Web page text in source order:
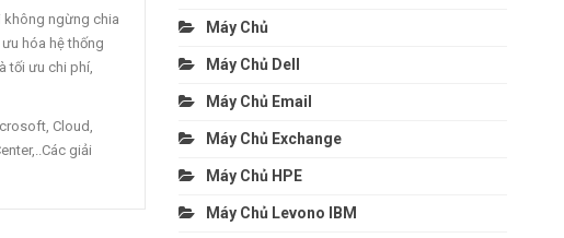
không ngừng chia
hóa hệ thống
tối ưu chi phí,
Cloud,
giải
Máy Chủ
Máy Chủ Dell
Máy Chủ Email
Máy Chủ Exchange
Máy Chủ HPE
Máy Chủ Levono IBM